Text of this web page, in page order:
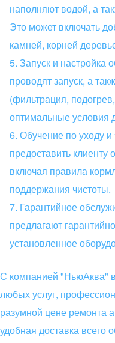
наполняют водой, а
Это может включать
камней, корней
Запуск и настройка
проводят запуск, а
(фильтрация,
оптимальные условия
Обучение по уходу
предоставить клиенту
включая правила
поддержания чистоты.
Гарантийное
предлагают
установленное
С компанией "НьюАква"
любых услуг,
разумной цене ремонта
удобная доставка всего